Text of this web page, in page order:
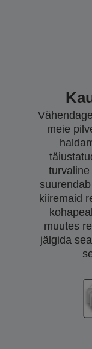
meie
kiiremaid
muutes
jälgida